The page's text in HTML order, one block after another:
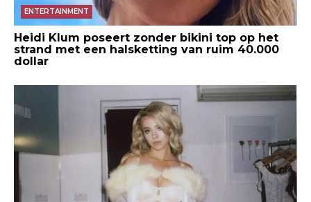
ENTERTAINMENT
Heidi Klum poseert zonder bikini top op het
strand met een halsketting van ruim 40.000
dollar